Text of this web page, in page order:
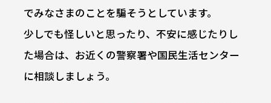
でみなさまのことを騙そうとしています。
少しでも怪しいと思ったり、不安に感じたりし
た場合は、お近くの警察署や国民生活センター
に相談しましょう。